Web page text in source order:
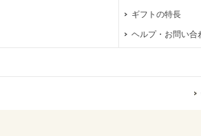
ギフトの特長
ヘルプ・お問い合